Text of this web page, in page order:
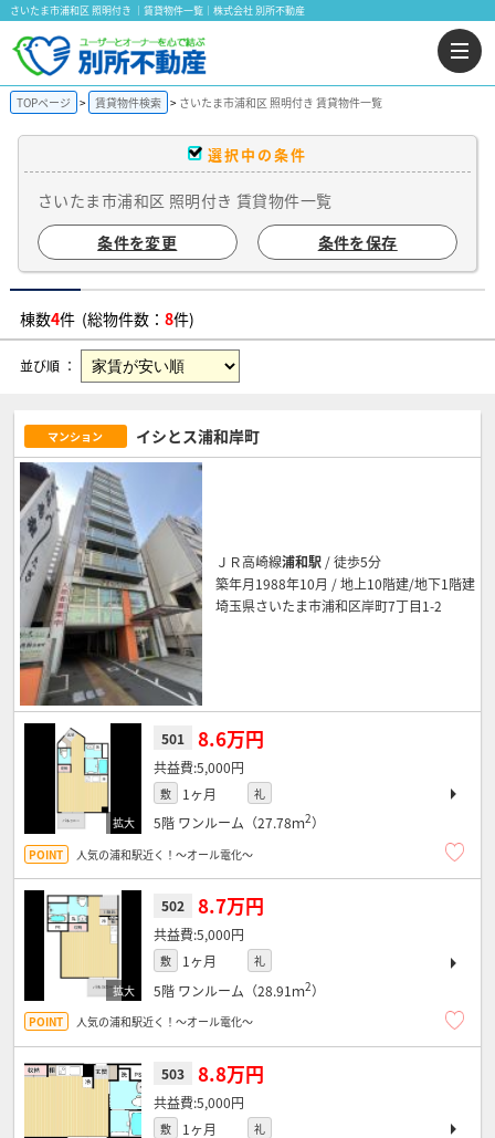
さいたま市浦和区 照明付き ｜賃貸物件一覧｜株式会社 別所不動産
TOPページ 賃貸物件検索 さいたま市浦和区 照明付き 賃貸物件一覧
選択中の条件
さいたま市浦和区 照明付き 賃貸物件一覧
条件を変更
条件を保存
棟数4件 (総物件数： 8件)
並び順 ：
マンション イシとス浦和岸町
ＪＲ高崎線浦和駅 / 徒歩5分
築年月1988年10月 / 地上10階建/地下1階建
埼玉県さいたま市浦和区岸町7丁目1-2
501 8.6万円
5,000円
敷 1ヶ月 礼
5階 ワンルーム（27.78ｍ2）
人気の浦和駅近く！～オール電化～
502 8.7万円
5,000円
敷 1ヶ月 礼
5階 ワンルーム（28.91ｍ2）
人気の浦和駅近く！～オール電化～
503 8.8万円
5,000円
敷 1ヶ月 礼